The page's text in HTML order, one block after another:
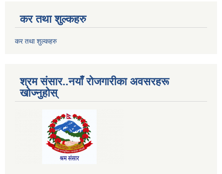
कर तथा शुल्कहरु
कर तथा शुल्कहरु
श्रम संसार..नयाँ रोजगारीका अवसरहरू
खोज्नुहोस्